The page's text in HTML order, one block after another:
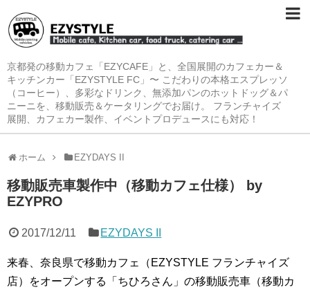
京都発の移動カフェ「EZYCAFE」と、全国展開のカフェカー＆
キッチンカー「EZYSTYLE FC」〜 こだわりの本格エスプレッソ
（コーヒー）、多彩なドリンク、無添加パンのホットドッグ＆パ
ニーニを、移動販売＆ケータリングでお届け。 フランチャイズ
展開、カフェカー製作、イベントプロデュースにも対応！
ホーム EZYDAYS II
移動販売車製作中（移動カフェ仕様） by
EZYPRO
2017/12/11 EZYDAYS II
来春、奈良県で移動カフェ（EZYSTYLE フランチャイズ
店）をオープンする「ちひろさん」の移動販売車（移動カ